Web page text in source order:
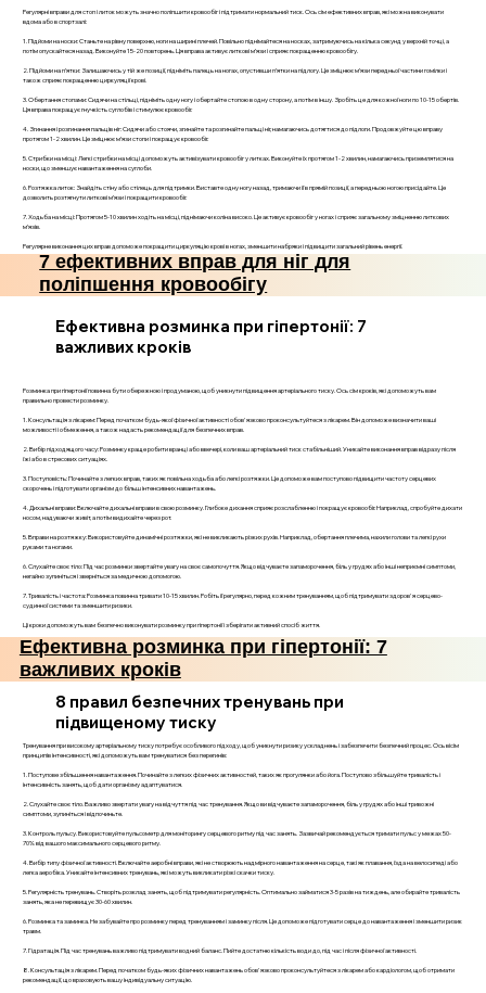
Регулярні вправи для стоп і литок можуть значно поліпшити кровообіг і підтримати нормальний тиск. Ось сім ефективних вправ, які можна виконувати
вдома або в спортзалі:
1. Підйоми на носки: Станьте на рівну поверхню, ноги на ширині плечей. Повільно піднімайтеся на носках, затримуючись на кілька секунд у верхній точці, а
потім опускайтеся назад. Виконуйте 15-20 повторень. Ця вправа активує литкові м’язи і сприяє покращенню кровообігу.
2. Підйоми на п’ятки: Залишаючись у тій же позиції, підніміть палець на ногах, опустивши п’ятки на підлогу. Це зміцнює м’язи передньої частини гомілки і
також сприяє покращенню циркуляції крові.
3. Обертання стопами: Сидячи на стільці, підніміть одну ногу і обертайте стопою в одну сторону, а потім в іншу. Зробіть це для кожної ноги по 10-15 обертів.
Ця вправа покращує гнучкість суглобів і стимулює кровообіг.
4. Згинання і розгинання пальців ніг: Сидячи або стоячи, згинайте та розгинайте пальці ніг, намагаючись дотягтися до підлоги. Продовжуйте цю вправу
протягом 1-2 хвилин. Це зміцнює м’язи стопи і покращує кровообіг.
5. Стрибки на місці: Легкі стрибки на місці допоможуть активізувати кровообіг у литках. Виконуйте їх протягом 1-2 хвилин, намагаючись приземлятися на
носки, що зменшує навантаження на суглоби.
6. Розтяжка литок: Знайдіть стіну або стілець для підтримки. Виставте одну ногу назад, тримаючи її в прямій позиції, а передньою ногою присідайте. Це
дозволить розтягнути литкові м’язи і покращити кровообіг.
7. Ходьба на місці: Протягом 5-10 хвилин ходіть на місці, піднімаючи коліна високо. Це активує кровообіг у ногах і сприяє загальному зміцненню литкових
м’язів.
Регулярне виконання цих вправ допоможе покращити циркуляцію крові в ногах, зменшити набряки і підвищити загальний рівень енергії.
7 ефективних вправ для ніг для
поліпшення кровообігу
Ефективна розминка при гіпертонії: 7
важливих кроків
Розминка при гіпертонії повинна бути обережною і продуманою, щоб уникнути підвищення артеріального тиску. Ось сім кроків, які допоможуть вам
правильно провести розминку.
1. Консультація з лікарем: Перед початком будь-якої фізичної активності обов'язково проконсультуйтеся з лікарем. Він допоможе визначити ваші
можливості і обмеження, а також надасть рекомендації для безпечних вправ.
2. Вибір підходящого часу: Розминку краще робити вранці або ввечері, коли ваш артеріальний тиск стабільніший. Уникайте виконання вправ відразу після
їжі або в стресових ситуаціях.
3. Поступовість: Починайте з легких вправ, таких як повільна ходьба або легкі розтяжки. Це допоможе вам поступово підвищити частоту серцевих
скорочень і підготувати організм до більш інтенсивних навантажень.
4. Дихальні вправи: Включайте дихальні вправи в свою розминку. Глибоке дихання сприяє розслабленню і покращує кровообіг. Наприклад, спробуйте дихати
носом, надуваючи живіт, а потім видихайте через рот.
5. Вправи на розтяжку: Використовуйте динамічні розтяжки, які не викликають різких рухів. Наприклад, обертання плечима, нахили голови та легкі рухи
руками та ногами.
6. Слухайте своє тіло: Під час розминки звертайте увагу на своє самопочуття. Якщо відчуваєте запаморочення, біль у грудях або інші неприємні симптоми,
негайно зупиніться і зверніться за медичною допомогою.
7. Тривалість і частота: Розминка повинна тривати 10-15 хвилин. Робіть її регулярно, перед кожним тренуванням, щоб підтримувати здоров'я серцево-
судинної системи та зменшити ризики.
Ці кроки допоможуть вам безпечно виконувати розминку при гіпертонії і зберігати активний спосіб життя.
Ефективна розминка при гіпертонії: 7
важливих кроків
8 правил безпечних тренувань при
підвищеному тиску
Тренування при високому артеріальному тиску потребує особливого підходу, щоб уникнути ризику ускладнень і забезпечити безпечний процес. Ось вісім
принципів інтенсивності, які допоможуть вам тренуватися без перегинів:
1. Поступове збільшення навантаження. Починайте з легких фізичних активностей, таких як прогулянки або йога. Поступово збільшуйте тривалість і
інтенсивність занять, щоб дати організму адаптуватися.
2. Слухайте своє тіло. Важливо звертати увагу на відчуття під час тренування. Якщо ви відчуваєте запаморочення, біль у грудях або інші тривожні
симптоми, зупиніться і відпочиньте.
3. Контроль пульсу. Використовуйте пульсометр для моніторингу серцевого ритму під час занять. Зазвичай рекомендується тримати пульс у межах 50-
70% від вашого максимального серцевого ритму.
4. Вибір типу фізичної активності. Включайте аеробні вправи, які не створюють надмірного навантаження на серце, такі як плавання, їзда на велосипеді або
легка аеробіка. Уникайте інтенсивних тренувань, які можуть викликати різкі скачки тиску.
5. Регулярність тренувань. Створіть розклад занять, щоб підтримувати регулярність. Оптимально займатися 3-5 разів на тиждень, але обирайте тривалість
занять, яка не перевищує 30-60 хвилин.
6. Розминка та заминка. Не забувайте про розминку перед тренуванням і заминку після. Це допоможе підготувати серце до навантаження і зменшити ризик
травм.
7. Гідратація. Під час тренувань важливо підтримувати водний баланс. Пийте достатню кількість води до, під час і після фізичної активності.
8. Консультація з лікарем. Перед початком будь-яких фізичних навантажень обов'язково проконсультуйтеся з лікарем або кардіологом, щоб отримати
рекомендації, що враховують вашу індивідуальну ситуацію.